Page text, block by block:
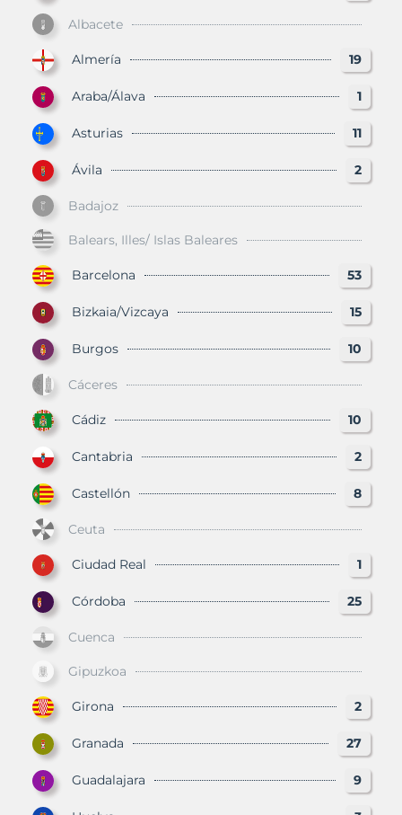
Albacete
Almería 19
Araba/Álava 1
Asturias 11
Ávila 2
Badajoz
Balears, Illes/ Islas Baleares
Barcelona 53
Bizkaia/Vizcaya 15
Burgos 10
Cáceres
Cádiz 10
Cantabria 2
Castellón 8
Ceuta
Ciudad Real 1
Córdoba 25
Cuenca
Gipuzkoa
Girona 2
Granada 27
Guadalajara 9